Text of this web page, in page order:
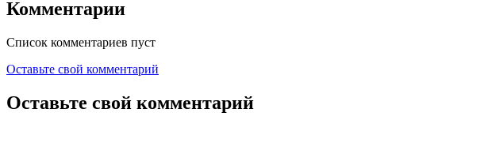
Комментарии
Список комментариев пуст
Оставьте свой комментарий
Оставьте свой комментарий